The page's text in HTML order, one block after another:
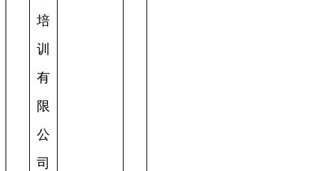
培
训
有
限
公
司